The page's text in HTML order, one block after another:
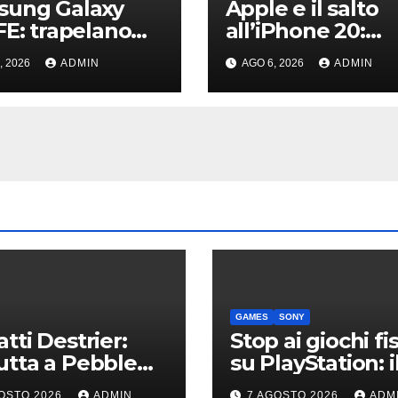
Galaxy
trapelano
ad alta
e
sul design
2026 ADMIN
Apple e il salto
all’iPhone 20:
svelati i primi
dettagli sui
dei futuri top di
AGO 6, 2026 ADMIN
Destrier:
a Pebble
la one-off
GAMES SONY
Stop ai giochi
su PlayStation:
nuovo avviso di